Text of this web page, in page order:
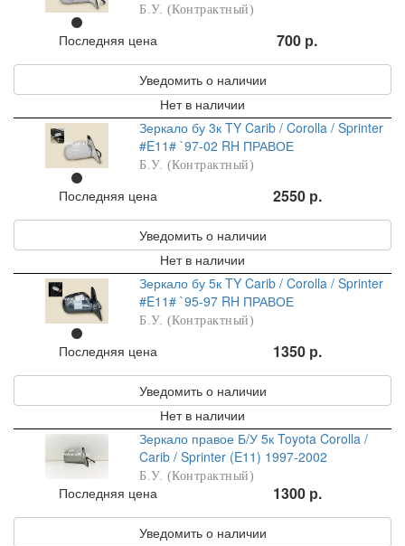
Б.У. (Контрактный)
Последняя цена 700 р.
Уведомить о наличии
Нет в наличии
Зеркало бу 3к TY Carib / Corolla / Sprinter
#E11# `97-02 RH ПРАВОЕ
Б.У. (Контрактный)
Последняя цена 2550 р.
Уведомить о наличии
Нет в наличии
Зеркало бу 5к TY Carib / Corolla / Sprinter
#E11# `95-97 RH ПРАВОЕ
Б.У. (Контрактный)
Последняя цена 1350 р.
Уведомить о наличии
Нет в наличии
Зеркало правое Б/У 5к Toyota Corolla /
Carib / Sprinter (E11) 1997-2002
Б.У. (Контрактный)
Последняя цена 1300 р.
Уведомить о наличии